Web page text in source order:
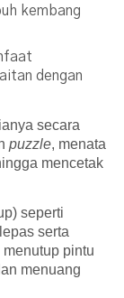
kembang
dengan
secara
puzzle, menata
mencetak
seperti
serta
pintu
menuang